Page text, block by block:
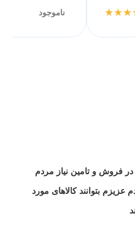
★★★ ناموجود
فروش و تامین نیاز مردم
بتوانند کالاهای مورد